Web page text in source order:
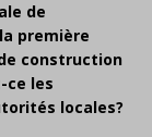
de
première
construction
ce les
locales?